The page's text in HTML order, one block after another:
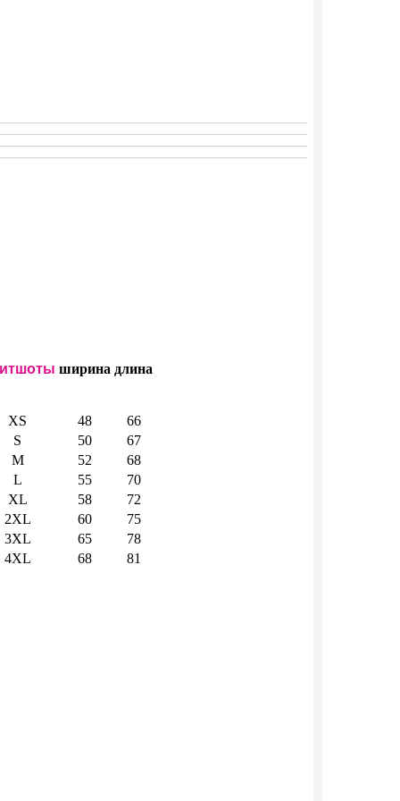
ширина длина
XS 48
66
S
50
67
M
52
68
L
55
70
XL
58
72
2XL
60
75
3XL
65
78
4XL
68 81